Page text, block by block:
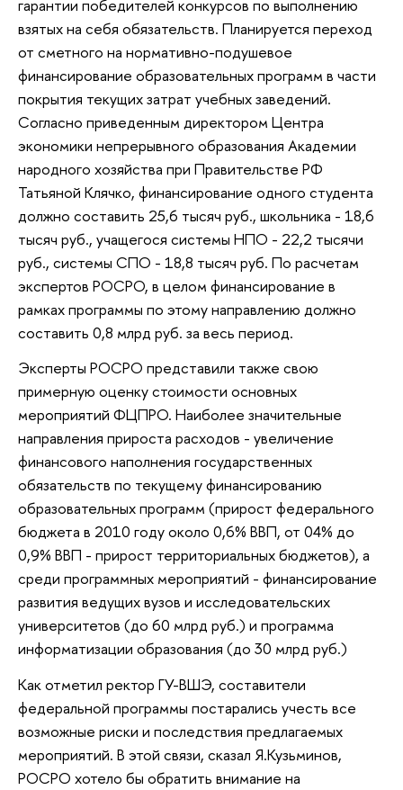
гарантии победителей конкурсов по выполнению
взятых на себя обязательств. Планируется переход
от сметного на нормативно-подушевое
финансирование образовательных программ в части
покрытия текущих затрат учебных заведений.
Согласно приведенным директором Центра
экономики непрерывного образования Академии
народного хозяйства при Правительстве РФ
Татьяной Клячко, финансирование одного студента
должно составить 25,6 тысяч руб., школьника - 18,6
тысяч руб., учащегося системы НПО - 22,2 тысячи
руб., системы СПО - 18,8 тысяч руб. По расчетам
экспертов РОСРО, в целом финансирование в
рамках программы по этому направлению должно
составить 0,8 млрд руб. за весь период.
Эксперты РОСРО представили также свою
примерную оценку стоимости основных
мероприятий ФЦПРО. Наиболее значительные
направления прироста расходов - увеличение
финансового наполнения государственных
обязательств по текущему финансированию
образовательных программ (прирост федерального
бюджета в 2010 году около 0,6% ВВП, от 04% до
0,9% ВВП - прирост территориальных бюджетов), а
среди программных мероприятий - финансирование
развития ведущих вузов и исследовательских
университетов (до 60 млрд руб.) и программа
информатизации образования (до 30 млрд руб.)
Как отметил ректор ГУ-ВШЭ, составители
федеральной программы постарались учесть все
возможные риски и последствия предлагаемых
мероприятий. В этой связи, сказал Я.Кузьминов,
РОСРО хотело бы обратить внимание на